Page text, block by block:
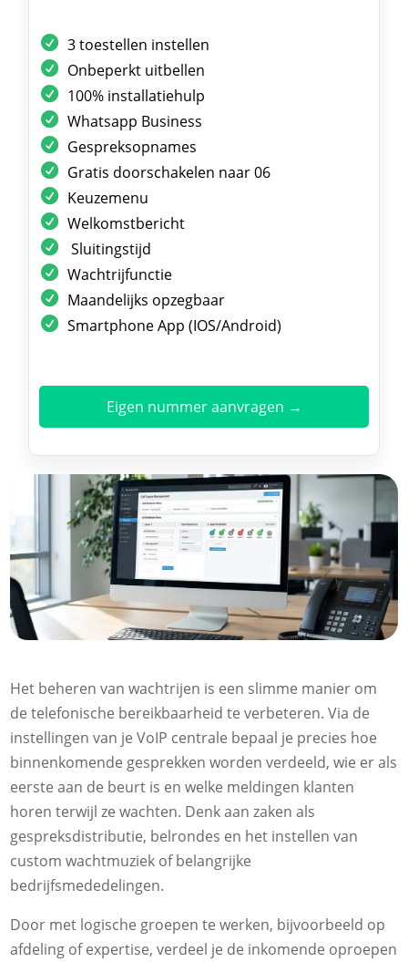
3 toestellen instellen
Onbeperkt uitbellen
100% installatiehulp
Whatsapp Business
Gespreksopnames
Gratis doorschakelen naar 06
Keuzemenu
Welkomstbericht
Sluitingstijd
Wachtrijfunctie
Maandelijks opzegbaar
Smartphone App (IOS/Android)
Eigen nummer aanvragen →
Het beheren van wachtrijen is een slimme manier om
de telefonische bereikbaarheid te verbeteren. Via de
instellingen van je VoIP centrale bepaal je precies hoe
binnenkomende gesprekken worden verdeeld, wie er als
eerste aan de beurt is en welke meldingen klanten
horen terwijl ze wachten. Denk aan zaken als
gespreksdistributie, belrondes en het instellen van
custom wachtmuziek of belangrijke
bedrijfsmededelingen.
Door met logische groepen te werken, bijvoorbeeld op
afdeling of expertise, verdeel je de inkomende oproepen